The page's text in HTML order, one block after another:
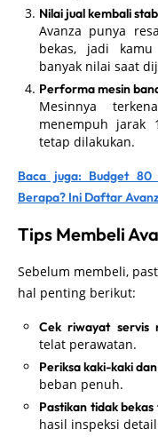
Nilai jual kembali
Avanza punya
bekas, jadi
banyak nilai saat
Performa mesin
Mesinnya
menempuh jarak
tetap dilakukan.
Baca juga: Budget 80
Berapa? Ini Daftar
Tips Membeli
Sebelum membeli,
hal penting berikut:
Cek riwayat servis
telat perawatan.
Periksa kaki-kaki
beban penuh.
Pastikan tidak
hasil inspeksi